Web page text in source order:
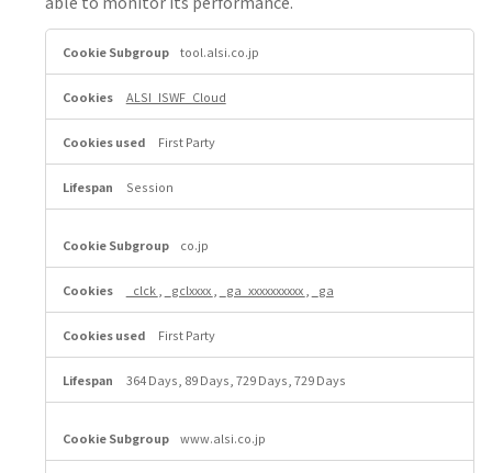
P
r
a
c
i
s
tool.alsi.co.jp
ALSI_ISWF_Cloud
First Party
Session
co.jp
_clck _gclxxxx _ga_xxxxxxxxxx _ga
First Party
364 Days, 89 Days, 729 Days, 729 Days
www.alsi.co.jp